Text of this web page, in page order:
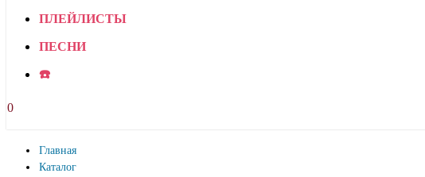
ПЛЕЙЛИСТЫ
ПЕСНИ
☎️
0
Главная
Каталог